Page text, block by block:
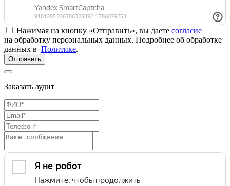
Нажимая на кнопку «Отправить», вы даете согласие
на обработку персональных данных. Подробнее об обработке
данных в Политике.
Отправить
Заказать аудит